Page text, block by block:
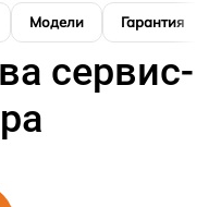
Модели Гарантия
сервис-